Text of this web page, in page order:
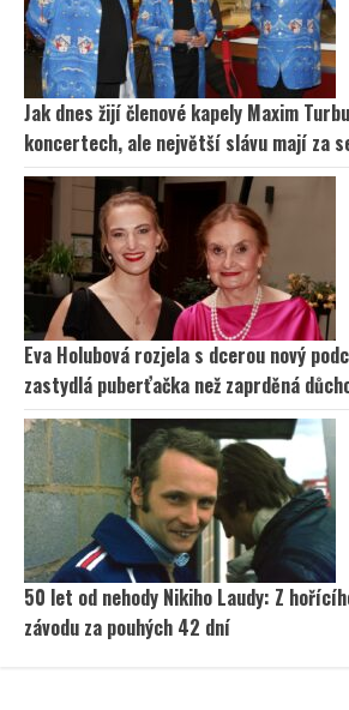
Jak dnes žijí členové kapely Maxim
koncertech, ale největší slávu mají za
Eva Holubová rozjela s dcerou nový
zastydlá puberťačka než zaprděná
50 let od nehody Nikiho Laudy: Z
závodu za pouhých 42 dní